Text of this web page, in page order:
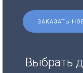
ЗАКАЗАТЬ
Выбрать